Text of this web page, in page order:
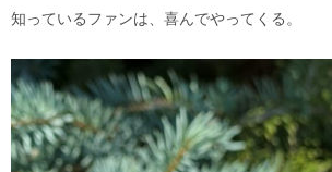
知っているファンは、喜んでやってくる。